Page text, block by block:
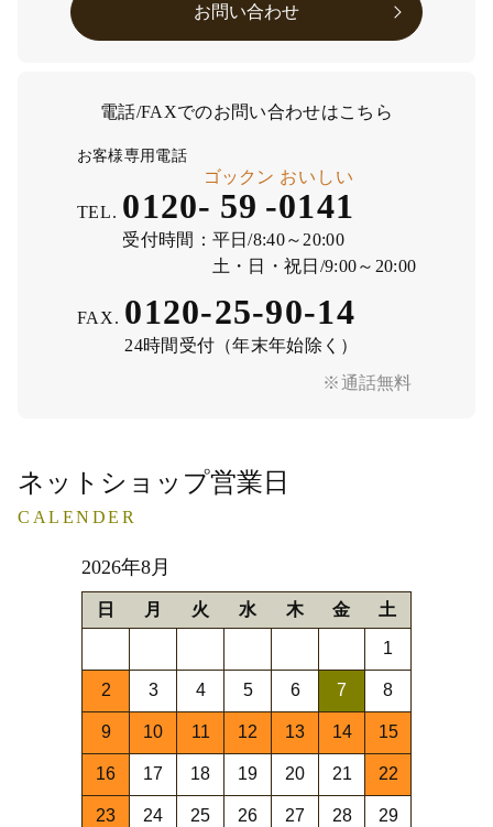
お問い合わせ
電話/FAXでのお問い合わせはこちら
※通話無料
お客様専用電話
TEL. 0120- 59
ゴックン
-0141
おいしい
受付時間： 平日/8:40～20:00
土・日・祝日/9:00～20:00
FAX. 0120-25-90-14
24時間受付（年末年始除く）
ネットショップ営業日
CALENDER
2026年8月
日 月 火 水 木 金 土
1
2 3 4 5 6 7 8
9 10 11 12 13 14 15
16 17 18 19 20 21 22
23 24 25 26 27 28 29